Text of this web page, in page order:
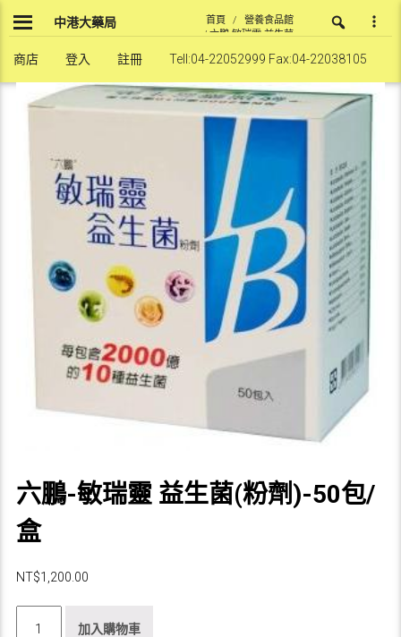
中港大藥局 首頁 /
營養食品館
/ 六鵬-敏瑞靈 益生菌
商店 登入 註冊 Tell:04-22052999 Fax:04-22038105
六鵬-敏瑞靈 益生菌(粉劑)-50包/
盒
NT$1,200.00
加入購物車